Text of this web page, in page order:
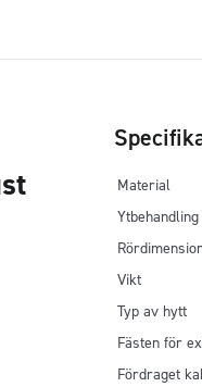
Material
Ytbehandling
Vikt
Typ av hytt
Fästen för
Fördraget